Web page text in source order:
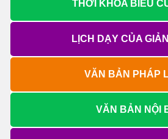
THỜI KHÓA BIỂU
LỊCH DẠY CỦA
VĂN BẢN PHÁP
VĂN BẢN NỘI